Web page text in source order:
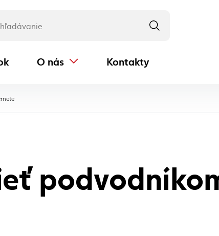
O nás Kontakty
, aktuálna stránka